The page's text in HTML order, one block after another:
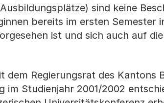
sind keine
bereits im ersten Semester
ist und sich auch auf die
dem Regierungsrat des Kantons
im Studienjahr 2001/2002